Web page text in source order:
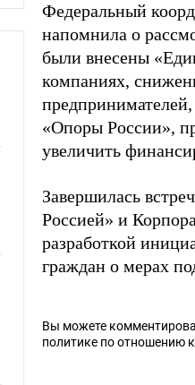
Федеральный
напомнила о
были внесены
компаниях,
«Опоры России»,
увеличить
Завершилась
Россией» и
разработкой
граждан о мерах
Вы можете
политике по отношению